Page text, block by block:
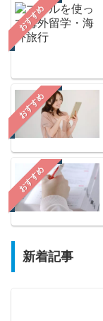
おすすめ
おすすめ
おすすめ
新着記事